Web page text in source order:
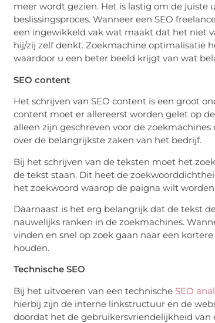
meer wordt gezien. Het is lastig om de
beslissingsproces. Wanneer een SEO
een ingewikkeld vak wat maakt dat het niet
hij/zij zelf denkt. Zoekmachine optimalisatie
waardoor u een beter beeld krijgt van wat
SEO content
Het schrijven van SEO content is een groot
content moet er allereerst worden gelet op
alleen zijn geschreven voor de
over de belangrijkste zaken van het bedrijf.
Bij het schrijven van de teksten moet het
de tekst staan. Dit heet de
het zoekwoord waarop de paigna wilt
Daarnaast is het erg belangrijk dat de tekst
nauwelijks ranken in de zoekmachines.
vinden en snel op zoek gaan naar een kortere
houden.
Technische SEO
Bij het uitvoeren van een technische SEO
hierbij zijn de interne linkstructuur en de
doordat het de gebruikersvriendelijkheid